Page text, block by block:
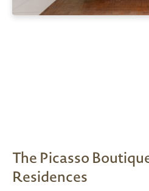
The Picasso
Residences